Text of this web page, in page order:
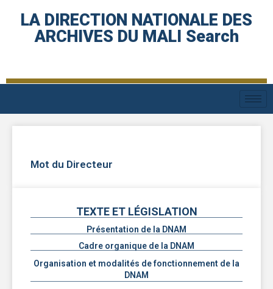
LA DIRECTION NATIONALE DES
ARCHIVES DU MALI Search
Mot du Directeur
TEXTE ET LÉGISLATION
Présentation de la DNAM
Cadre organique de la DNAM
Organisation et modalités de fonctionnement de la
DNAM